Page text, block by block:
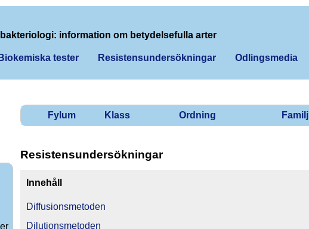
information om betydelsefulla arter
Biokemiska tester Resistensundersökningar Odlingsmedia
Fylum Klass Ordning Familj
Resistensundersökningar
Innehåll
Diffusionsmetoden
Dilutionsmetoden